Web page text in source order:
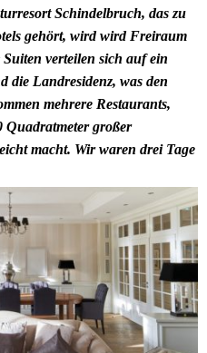
Schindelbruch, das zu
gehört, wird wird Freiraum
verteilen sich auf ein
die Landresidenz, was den
mehrere Restaurants,
Quadratmeter großer
macht. Wir waren drei Tage